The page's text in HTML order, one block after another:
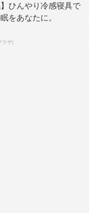
】ひんやり冷感寝具で
をあなたに。
ラザ)